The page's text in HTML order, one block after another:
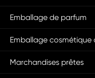
Emballage de parfum
Emballage cosmétique
Marchandises prêtes